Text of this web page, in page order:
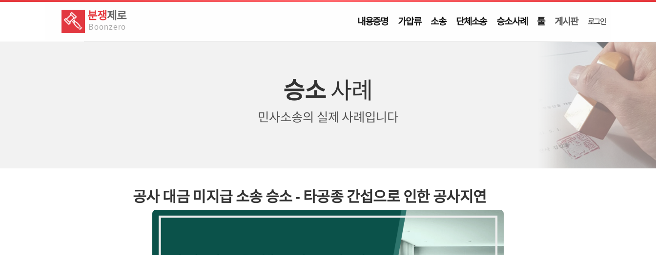
분쟁제로
Boonzero 내용증명 가압류 소송 단체소송 승소사례 툴 게시판 로그인
승소사례
민사소송의 실제 사례입니다
공사 대금 미지급 소송 승소 - 타공종 간섭으로 인한 공사지연